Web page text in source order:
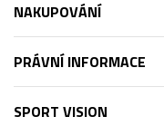
NAKUPOVÁNÍ
PRÁVNÍ INFORMACE
SPORT VISION